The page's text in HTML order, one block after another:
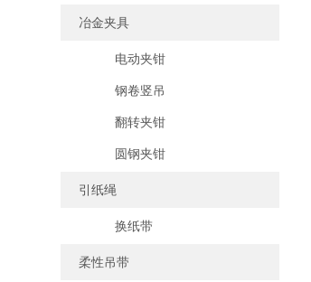
冶金夹具
电动夹钳
钢卷竖吊
翻转夹钳
圆钢夹钳
引纸绳
换纸带
柔性吊带